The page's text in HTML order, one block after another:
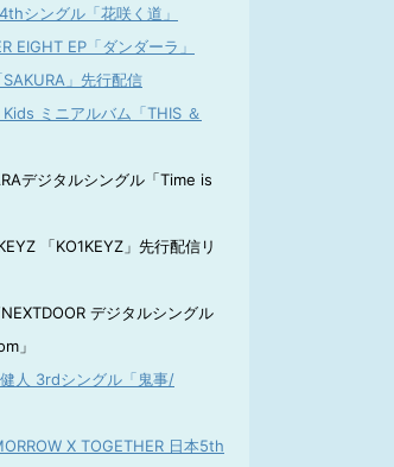
シングル「花咲く道」
EIGHT EP「ダンダーラ」
SAKURA」先行配信
ミニアルバム「THIS ＆
デジタルシングル「Time is
「KO1KEYZ」先行配信リ
デジタルシングル
」
人 3rdシングル「鬼事/
X TOGETHER 日本5th